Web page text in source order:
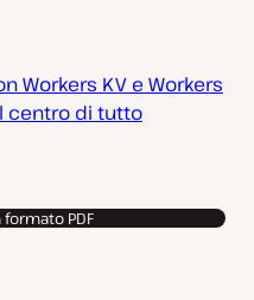
Workers KV e Workers
centro di tutto
PDF